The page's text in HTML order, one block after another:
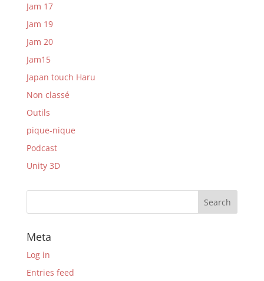
Jam 17
Jam 19
Jam 20
Jam15
Japan touch Haru
Non classé
Outils
pique-nique
Podcast
Unity 3D
Meta
Log in
Entries feed